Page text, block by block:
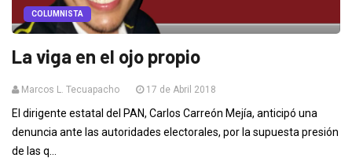
COLUMNISTA
La viga en el ojo propio
Marcos L. Tecuapacho 17 de Abril 2018
El dirigente estatal del PAN, Carlos Carreón Mejía, anticipó una
denuncia ante las autoridades electorales, por la supuesta presión
de las q...